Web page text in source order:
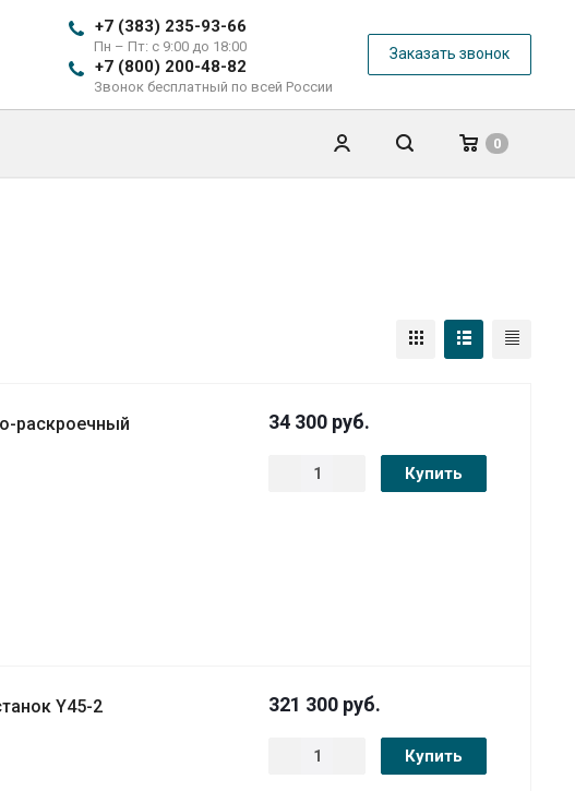
+7 (383) 235-93-66
Пн – Пт: с 9:00 до 18:00
+7 (800) 200-48-82
Звонок бесплатный по всей России
Заказать звонок
0
раскроечный
34 300 руб.
Купить
Y45-2 321 300 руб.
Купить